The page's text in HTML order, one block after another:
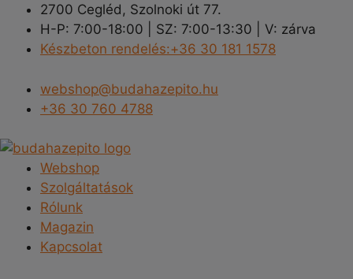
Kilépés
tartalomba
2700 Cegléd, Szolnoki út 77.
H-P: 7:00-18:00 | SZ: 7:00-13:30 | V: zárva
Készbeton rendelés:+36 30 181 1578
webshop@budahazepito.hu
+36 30 760 4788
Webshop
Szolgáltatások
Rólunk
Magazin
Kapcsolat